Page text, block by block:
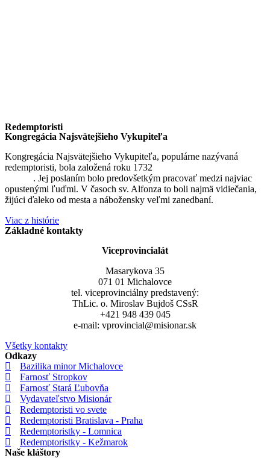
Redemptoristi
Kongregácia Najsvätejšieho Vykupiteľa
Kongregácia Najsvätejšieho Vykupiteľa, populárne nazývaná
redemptoristi, bola založená roku 1732
. Jej poslaním bolo predovšetkým pracovať medzi najviac
opustenými ľuďmi. V časoch sv. Alfonza to boli najmä vidiečania,
žijúci ďaleko od mesta a nábožensky veľmi zanedbaní.
Viac z histórie
Základné kontakty
Viceprovincialát
Masarykova 35
071 01 Michalovce
tel. viceprovinciálny predstavený:
ThLic. o. Miroslav Bujdoš CSsR
+421 948 439 045
e-mail: vprovincial@misionar.sk
Všetky kontakty
Odkazy
Bazilika minor Michalovce
Farnosť Stropkov
Farnosť Stará Ľubovňa
Vydavateľstvo Misionár
Redemptoristi vo svete
Redemptoristi Bratislava - Praha
Redemptoristky - Lomnica
Redemptoristky - Kežmarok
Naše kláštory